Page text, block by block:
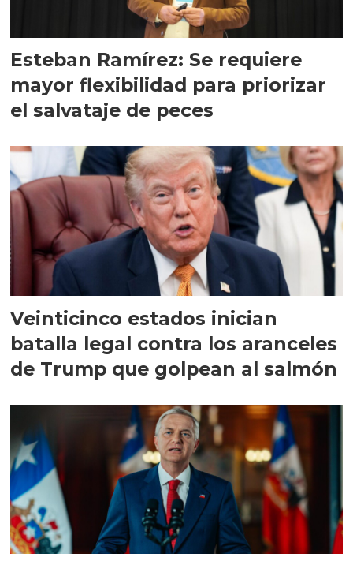
Esteban Ramírez: Se requiere
mayor flexibilidad para priorizar
el salvataje de peces
Veinticinco estados inician
batalla legal contra los aranceles
de Trump que golpean al salmón